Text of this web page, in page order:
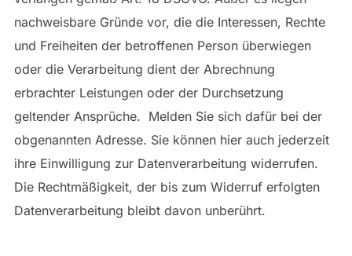
nachweisbare Gründe vor, die die Interessen, Rechte
und Freiheiten der betroffenen Person überwiegen
oder die Verarbeitung dient der Abrechnung
erbrachter Leistungen oder der Durchsetzung
geltender Ansprüche. Melden Sie sich dafür bei der
obgenannten Adresse. Sie können hier auch jederzeit
ihre Einwilligung zur Datenverarbeitung widerrufen.
Die Rechtmäßigkeit, der bis zum Widerruf erfolgten
Datenverarbeitung bleibt davon unberührt.